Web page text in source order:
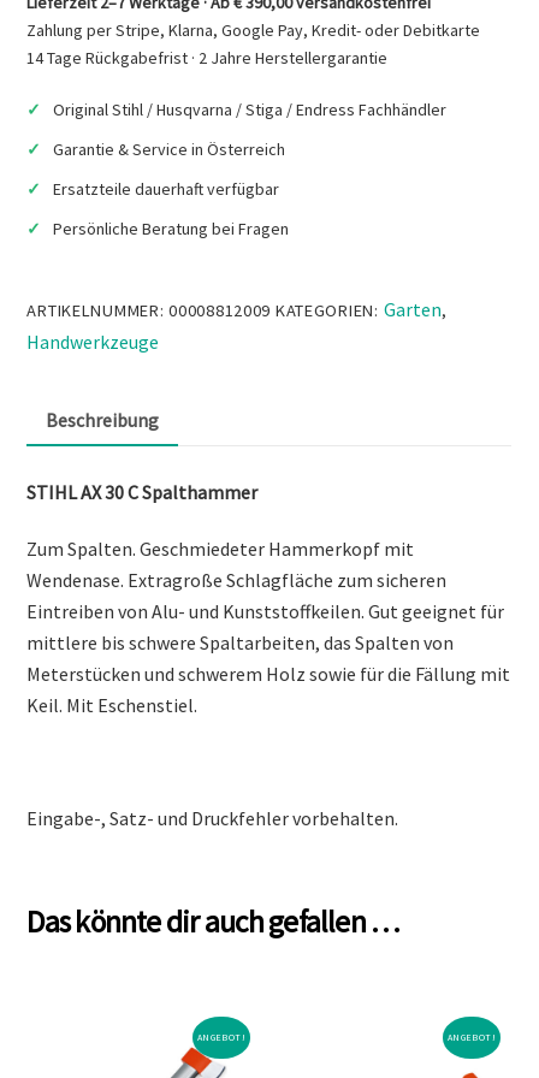
C
Spalthammer
Zahlung per Stripe, Klarna, Google Pay, Kredit- oder Debitkarte
14 Tage Rückgabefrist · 2 Jahre Herstellergarantie
Original Stihl / Husqvarna / Stiga / Endress Fachhändler
Garantie & Service in Österreich
Ersatzteile dauerhaft verfügbar
Persönliche Beratung bei Fragen
ARTIKELNUMMER:00008812009 KATEGORIEN: Garten,
Handwerkzeuge
Beschreibung
STIHL AX 30 C Spalthammer
Zum Spalten. Geschmiedeter Hammerkopf mit
Wendenase. Extragroße Schlagfläche zum sicheren
Eintreiben von Alu- und Kunststoffkeilen. Gut geeignet für
mittlere bis schwere Spaltarbeiten, das Spalten von
Meterstücken und schwerem Holz sowie für die Fällung mit
Keil. Mit Eschenstiel.
Eingabe-, Satz- und Druckfehler vorbehalten.
Das könnte dir auch gefallen …
ANGEBOT! ANGEBOT!